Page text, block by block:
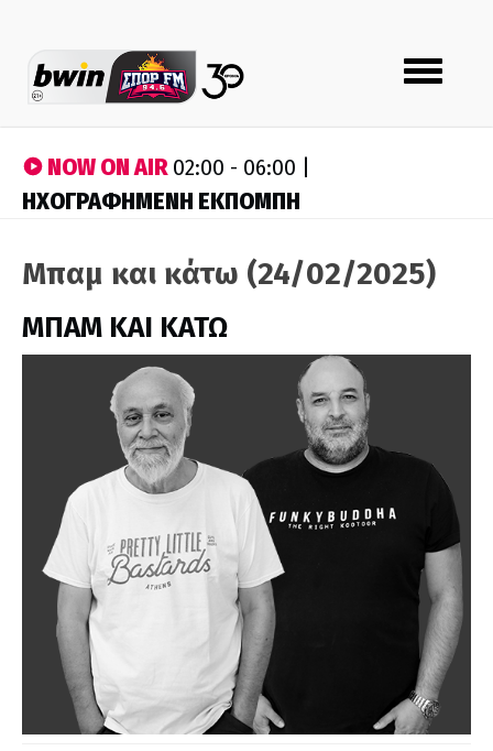
Toggle
navigation
NOW ON AIR02:00 - 06:00 |
ΗΧΟΓΡΑΦΗΜΕΝΗ ΕΚΠΟΜΠΗ
Μπαμ και κάτω (24/02/2025)
ΜΠΑΜ ΚΑΙ ΚΑΤΩ